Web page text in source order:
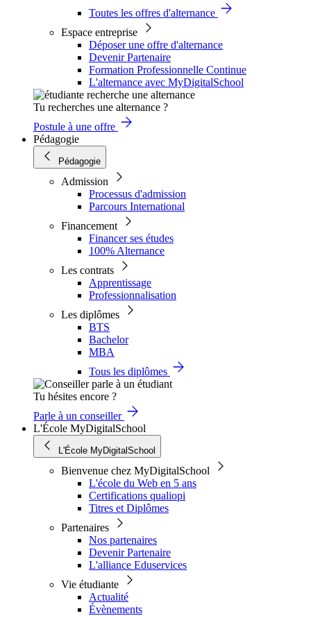
Toutes les offres d'alternance
Espace entreprise
Déposer une offre d'alternance
Devenir Partenaire
Formation Professionnelle Continue
L'alternance avec MyDigitalSchool
Tu recherches une alternance ?
Postule à une offre
Pédagogie
Pédagogie
Admission
Processus d'admission
Parcours International
Financement
Financer ses études
100% Alternance
Les contrats
Apprentissage
Professionnalisation
Les diplômes
BTS
Bachelor
MBA
Tous les diplômes
Tu hésites encore ?
Parle à un conseiller
L'École MyDigitalSchool
L'École MyDigitalSchool
Bienvenue chez MyDigitalSchool
L'école du Web en 5 ans
Certifications qualiopi
Titres et Diplômes
Partenaires
Nos partenaires
Devenir Partenaire
L'alliance Eduservices
Vie étudiante
Actualité
Évènements